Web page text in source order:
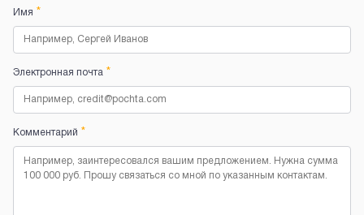
Имя *
Электронная почта *
Комментарий *